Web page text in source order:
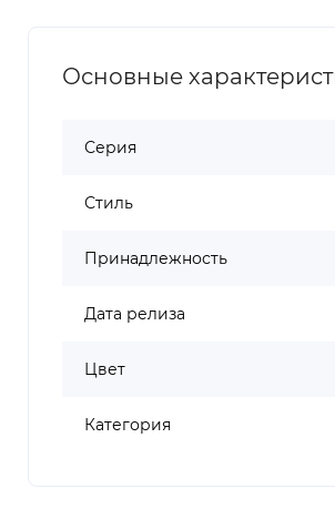
Основные
Серия
Стиль
Принадлежность
Дата релиза
Цвет
Категория